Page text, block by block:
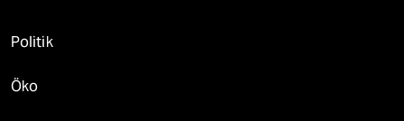
Politik
Öko